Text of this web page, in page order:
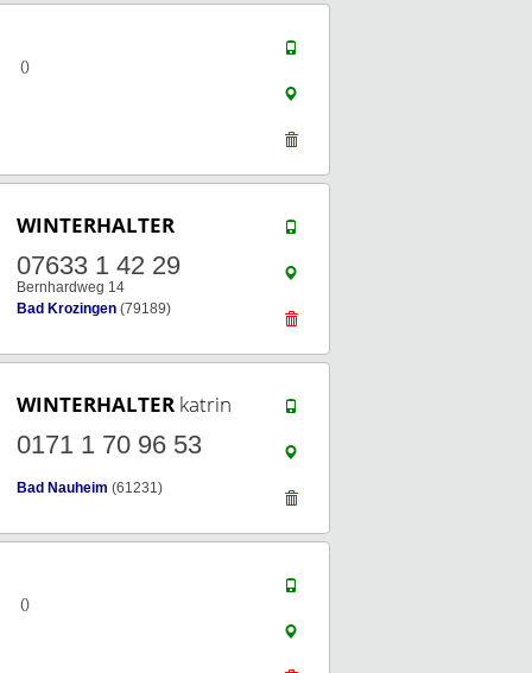
()
WINTERHALTER
07633 1 42 29
Bernhardweg 14
Bad Krozingen (79189)
WINTERHALTER katrin
0171 1 70 96 53
Bad Nauheim (61231)
()